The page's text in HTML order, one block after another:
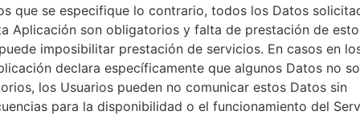
que se especifique lo contrario, todos los Datos
Aplicación son obligatorios y falta de prestación de
imposibilitar prestación de servicios. En casos en
declara específicamente que algunos Datos no
los Usuarios pueden no comunicar estos Datos sin
para la disponibilidad o el funcionamiento del